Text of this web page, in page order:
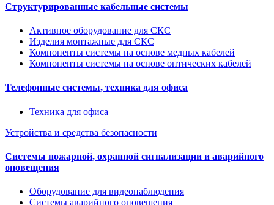
Структурированные кабельные системы
Активное оборудование для СКС
Изделия монтажные для СКС
Компоненты системы на основе медных кабелей
Компоненты системы на основе оптических кабелей
Телефонные системы, техника для офиса
Техника для офиса
Устройства и средства безопасности
Системы пожарной, охранной сигнализации и аварийного
оповещения
Оборудование для видеонаблюдения
Системы аварийного оповещения